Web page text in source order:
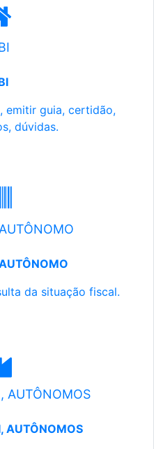
emitir guia, certidão,
dúvidas.
da situação fiscal.
AUTÔNOMOS
AUTÔNOMOS